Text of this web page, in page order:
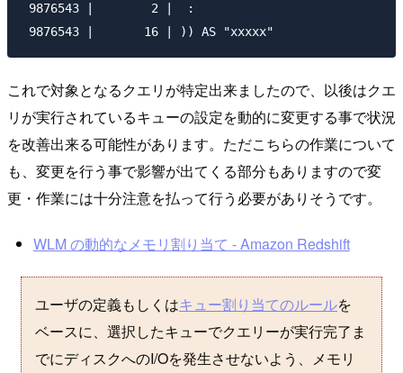
9876543 |        2 |  :
これで対象となるクエリが特定出来ましたので、以後はクエ
リが実行されているキューの設定を動的に変更する事で状況
を改善出来る可能性があります。ただこちらの作業について
も、変更を行う事で影響が出てくる部分もありますので変
更・作業には十分注意を払って行う必要がありそうです。
WLM の動的なメモリ割り当て - Amazon Redshift
ユーザの定義もしくはキュー割り当てのルールを
ベースに、選択したキューでクエリーが実行完了ま
でにディスクへのI/Oを発生させないよう、メモリ